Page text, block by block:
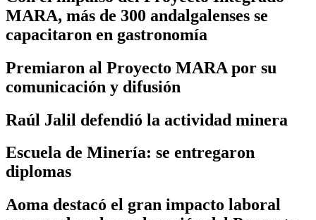
MARA, más de 300 andalgalenses se
capacitaron en gastronomía
Premiaron al Proyecto MARA por su
comunicación y difusión
Raúl Jalil defendió la actividad minera
Escuela de Minería: se entregaron
diplomas
Aoma destacó el gran impacto laboral